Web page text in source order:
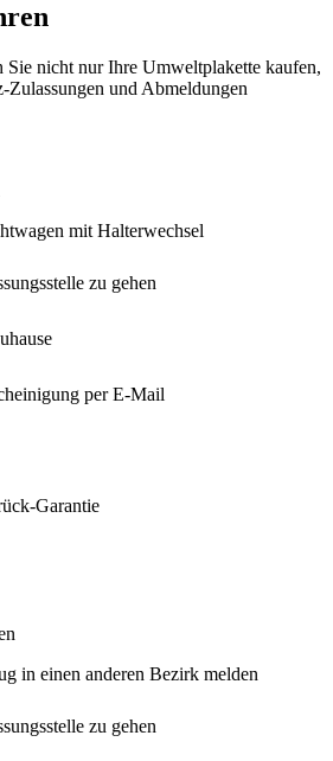
Sie nicht nur Ihre Umweltplakette kaufen,
und Abmeldungen
mit Halterwechsel
zu gehen
per E-Mail
Garantie
in einen anderen Bezirk melden
zu gehen